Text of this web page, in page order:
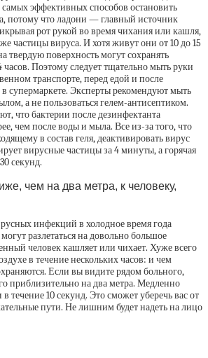
эффективных способов остановить
потому что ладони — главный источник
рот рукой во время чихания или кашля,
частицы вируса. И хотя живут они от 10 до 15
твердую поверхность могут сохранять
Поэтому следует тщательно мыть руки
транспорте, перед едой и после
супермаркете. Эксперты рекомендуют мыть
а не пользоваться гелем-антисептиком.
что бактерии после дезинфектанта
чем после воды и мыла. Все из-за того, что
в состав геля, деактивировать вирус
вирусные частицы за 4 минуты, а горячая
секунд.
чем на два метра, к человеку,
разлетаться на довольно большое
человек кашляет или чихает. Хуже всего
в течение нескольких часов: и чем
Если вы видите рядом больного,
приблизительно на два метра. Медленно
течение 10 секунд. Это сможет уберечь вас от
пути. Не лишним будет надеть на лицо